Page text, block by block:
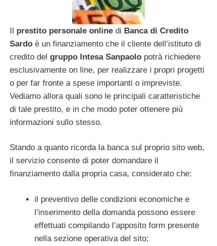
Il prestito personale online di Banca di Credito
Sardo è un finanziamento che il cliente dell’istituto di
credito del gruppo Intesa Sanpaolo potrà richiedere
esclusivamente on line, per realizzare i propri progetti
o per far fronte a spese importanti o impreviste.
Vediamo allora quali sono le principali caratteristiche
di tale prestito, e in che modo poter ottenere più
informazioni sullo stesso.
Stando a quanto ricorda la banca sul proprio sito web,
il servizio consente di poter domandare il
finanziamento dalla propria casa, considerato che:
il preventivo delle condizioni economiche e
l’inserimento della domanda possono essere
effettuati compilando l’apposito form presente
nella sezione operativa del sito;